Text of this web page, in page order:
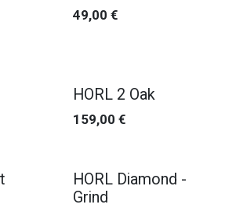
49,00 €
HORL 2 Oak
159,00 €
HORL Diamond -
Grind